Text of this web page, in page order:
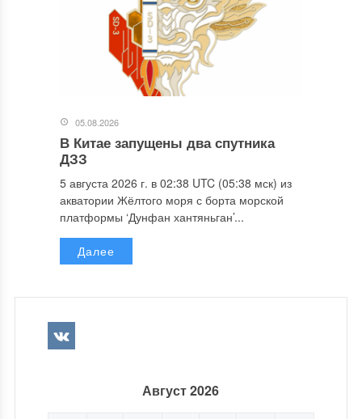
05.08.2026
В Китае запущены два спутника
ДЗЗ
5 августа 2026 г. в 02:38 UTC (05:38 мск) из
акватории Жёлтого моря с борта морской
платформы ‘Дунфан хантяньган’...
Далее
Август 2026